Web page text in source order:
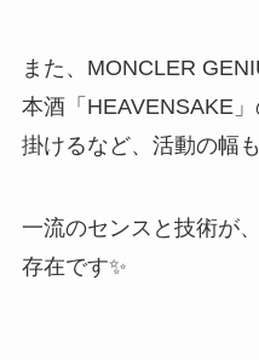
また、MONCLER
本酒「HEAVENSAKE
掛けるなど、活動の幅
一流のセンスと技術が
存在です✨